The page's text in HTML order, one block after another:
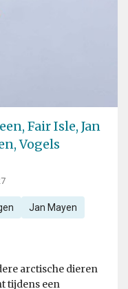
Fair Isle, Jan
Vogels
Jan Mayen
arctische dieren
tijdens een